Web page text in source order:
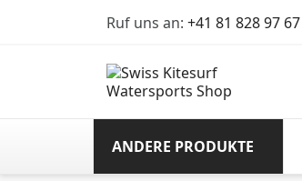
Ruf uns an: +41 81 828 97 67
ANDERE PRODUKTE